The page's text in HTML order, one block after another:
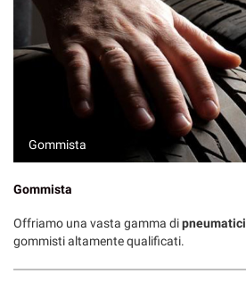
Gommista
Gommista
Offriamo una vasta gamma dipneumatici
gommisti altamente qualificati.